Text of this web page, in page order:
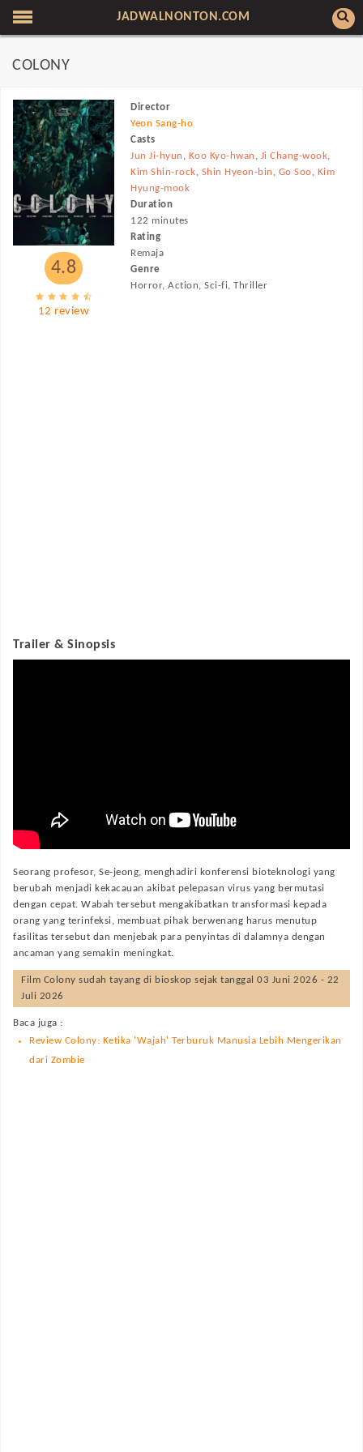
JADWALNONTON.COM
COLONY
4.8
12 review
Director
Yeon Sang-ho
Casts
Jun Ji-hyun , Koo Kyo-hwan , Ji Chang-wook,
Kim Shin-rock, Shin Hyeon-bin , Go Soo, Kim
Hyung-mook
Duration
122 minutes
Rating
Remaja
Genre
Horror, Action, Sci-fi, Thriller
Trailer & Sinopsis
Seorang profesor, Se-jeong, menghadiri konferensi bioteknologi yang
berubah menjadi kekacauan akibat pelepasan virus yang bermutasi
dengan cepat. Wabah tersebut mengakibatkan transformasi kepada
orang yang terinfeksi, membuat pihak berwenang harus menutup
fasilitas tersebut dan menjebak para penyintas di dalamnya dengan
ancaman yang semakin meningkat.
Film Colony sudah tayang di bioskop sejak tanggal 03 Juni 2026 - 22
Juli 2026
Baca juga :
Review Colony: Ketika 'Wajah' Terburuk Manusia Lebih Mengerikan
dari Zombie